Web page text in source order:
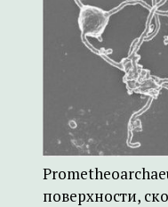
поверхности,